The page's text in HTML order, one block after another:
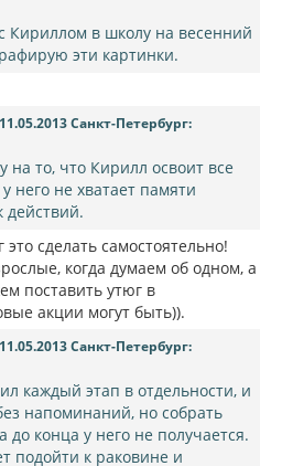
Кириллом в школу на весенний
эти картинки.
Санкт-Петербург:
на то, что Кирилл освоит все
него не хватает памяти
действий.
сделать самостоятельно!
когда думаем об одном, а
поставить утюг в
акции могут быть)).
Санкт-Петербург:
каждый этап в отдельности, и
напоминаний, но собрать
до конца у него не получается.
подойти к раковине и